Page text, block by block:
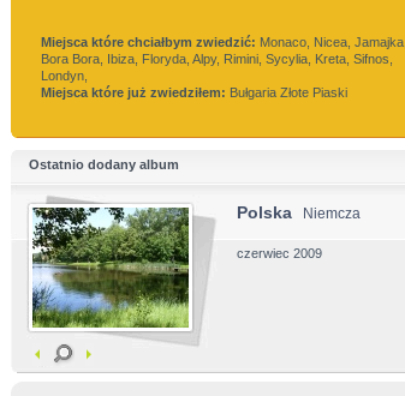
Miejsca które chciałbym zwiedzić: Monaco, Nicea, Jamajka,
Bora Bora, Ibiza, Floryda, Alpy, Rimini, Sycylia, Kreta, Sifnos,
Londyn,
Miejsca które już zwiedziłem: Bułgaria Złote Piaski
Ostatnio dodany album
Polska Niemcza
czerwiec 2009